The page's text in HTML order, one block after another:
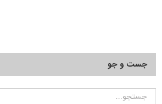
جست و جو
جستجو